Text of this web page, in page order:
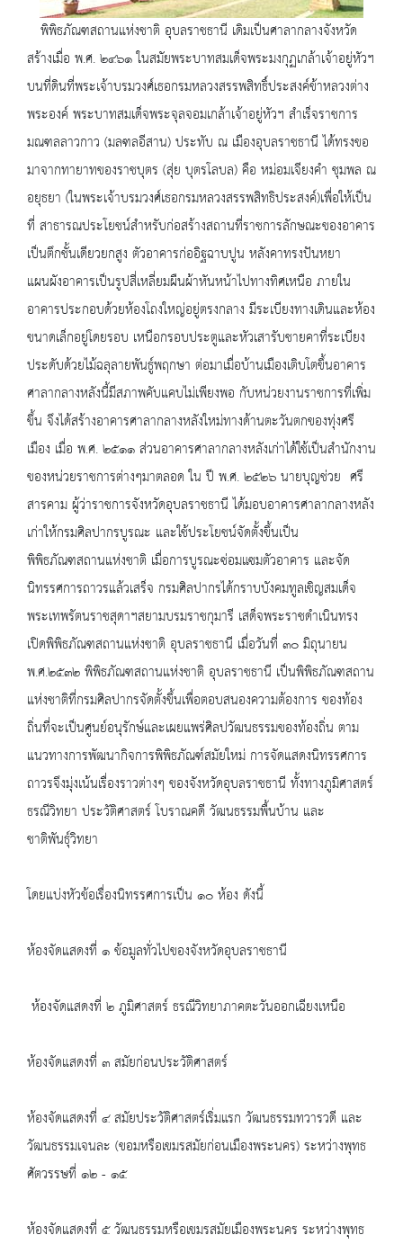
พิพิธภัณฑสถานแห่งชาติ อุบลราชธานี เดิมเป็นศาลากลางจังหวัด
สร้างเมื่อ พ.ศ. ๒๔๖๑ ในสมัยพระบาทสมเด็จพระมงกุฏเกล้าเจ้าอยู่หัวฯ
บนที่ดินที่พระเจ้าบรมวงศ์เธอกรมหลวงสรรพสิทธิ์ประสงค์ข้าหลวงต่าง
พระองค์ พระบาทสมเด็จพระจุลจอมเกล้าเจ้าอยู่หัวฯ สำเร็จราชการ
มณฑลลาวกาว (มลฑลอีสาน) ประทับ ณ เมืองอุบลราชธานี ได้ทรงขอ
มาจากทายาทของราชบุตร (สุ่ย บุตรโลบล) คือ หม่อมเจียงคำ ชุมพล ณ
อยุธยา (ในพระเจ้าบรมวงศ์เธอกรมหลวงสรรพสิทธิประสงค์)เพื่อให้เป็น
ที่ สาธารณประโยชน์สำหรับก่อสร้างสถานที่ราชการลักษณะของอาคาร
เป็นตึกชั้นเดียวยกสูง ตัวอาคารก่ออิฐฉาบปูน หลังคาทรงปันหยา
แผนผังอาคารเป็นรูปสี่เหลี่ยมผืนผ้าหันหน้าไปทางทิศเหนือ ภายใน
อาคารประกอบด้วยห้องโถงใหญ่อยู่ตรงกลาง มีระเบียงทางเดินและห้อง
ขนาดเล็กอยู่โดยรอบ เหนือกรอบประตูและหัวเสารับชายคาที่ระเบียง
ประดับด้วยไม้ฉลุลายพันธู์พฤกษา ต่อมาเมื่อบ้านเมืองเติบโตขึ้นอาคาร
ศาลากลางหลังนี้มีสภาพคับแคบไม่เพียงพอ กับหน่วยงานราชการที่เพิ่ม
ขึ้น จึงได้สร้างอาคารศาลากลางหลังใหม่ทางด้านตะวันตกของทุ่งศรี
เมือง เมื่อ พ.ศ. ๒๕๑๑ ส่วนอาคารศาลากลางหลังเก่าได้ใช้เป็นสำนักงาน
ของหน่วยราชการต่างๆมาตลอด ใน ปี พ.ศ. ๒๕๒๖ นายบุญช่วย ศรี
สารคาม ผู้ว่าราชการจังหวัดอุบลราชธานี ได้มอบอาคารศาลากลางหลัง
เก่าให้กรมศิลปากรบูรณะ และใช้ประโยชน์จัดตั้งขึ้นเป็น
พิพิธภัณฑสถานแห่งชาติ เมื่อการบูรณะซ่อมแซมตัวอาคาร และจัด
นิทรรศการถาวรแล้วเสร็จ กรมศิลปากรได้กราบบังคมทูลเชิญสมเด็จ
พระเทพรัตนราชสุดาฯสยามบรมราชกุมารี เสด็จพระราชดำเนินทรง
เปิดพิพิธภัณฑสถานแห่งชาติ อุบลราชธานี เมื่อวันที่ ๓๐ มิถุนายน
พ.ศ.๒๕๓๒ พิพิธภัณฑสถานแห่งชาติ อุบลราชธานี เป็นพิพิธภัณฑสถาน
แห่งชาติที่กรมศิลปากรจัดตั้งขึ้นเพื่อตอบสนองความต้องการ ของท้อง
ถิ่นที่จะเป็นศูนย์อนุรักษ์และเผยแพร่ศิลปวัฒนธรรมของท้องถิ่น ตาม
แนวทางการพัฒนากิจการพิพิธภัณฑ์สมัยใหม่ การจัดแสดงนิทรรศการ
ถาวรจึงมุ่งเน้นเรื่องราวต่างๆ ของจังหวัดอุบลราชธานี ทั้งทางภูมิศาสตร์
ธรณีวิทยา ประวัติศาสตร์ โบราณคดี วัฒนธรรมพื้นบ้าน และ
ชาติพันธุ์วิทยา
โดยแบ่งหัวข้อเรื่องนิทรรศการเป็น ๑๐ ห้อง ดังนี้
ห้องจัดแสดงที่ ๑ ข้อมูลทั่วไปของจังหวัดอุบลราชธานี
ห้องจัดแสดงที่ ๒ ภูมิศาสตร์ ธรณีวิทยาภาคตะวันออกเฉียงเหนือ
ห้องจัดแสดงที่ ๓ สมัยก่อนประวัติศาสตร์
ห้องจัดแสดงที่ ๔ สมัยประวัติศาสตร์เริ่มแรก วัฒนธรรมทวารวดี และ
วัฒนธรรมเจนละ (ขอมหรือเขมรสมัยก่อนเมืองพระนคร) ระหว่างพุทธ
ศัตวรรษที่ ๑๒ - ๑๕
ห้องจัดแสดงที่ ๕ วัฒนธรรมหรือเขมรสมัยเมืองพระนคร ระหว่างพุทธ